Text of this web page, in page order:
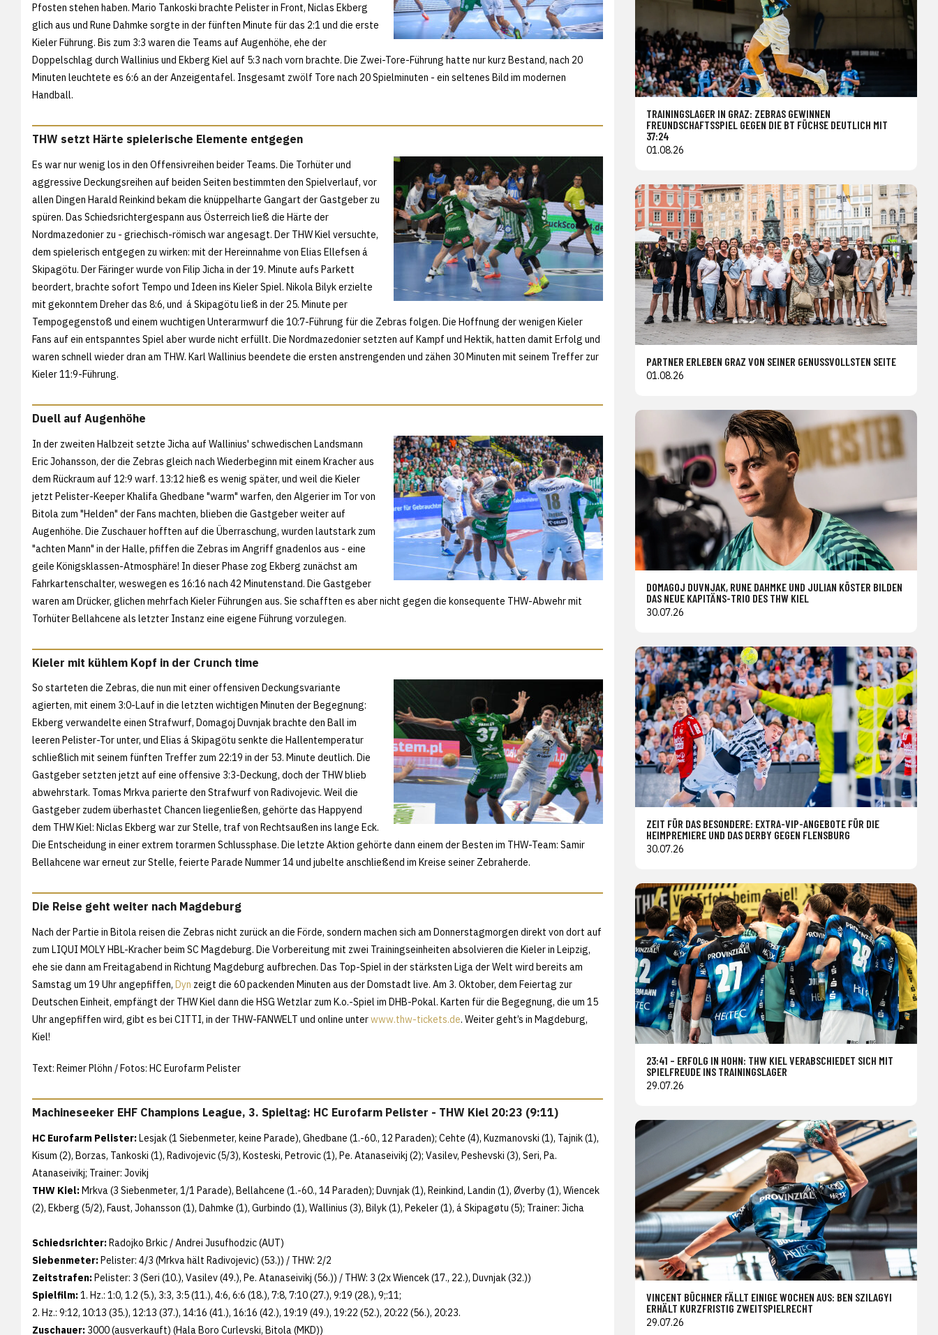
Pfosten stehen haben. Mario Tankoski brachte Pelister in Front, Niclas Ekberg
glich aus und Rune Dahmke sorgte in der fünften Minute für das 2:1 und die erste
Kieler Führung. Bis zum 3:3 waren die Teams auf Augenhöhe, ehe der
Doppelschlag durch Wallinius und Ekberg Kiel auf 5:3 nach vorn brachte. Die Zwei-Tore-Führung hatte nur kurz Bestand, nach 20
Minuten leuchtete es 6:6 an der Anzeigentafel. Insgesamt zwölf Tore nach 20 Spielminuten - ein seltenes Bild im modernen
Handball.
THW setzt Härte spielerische Elemente entgegen
Es war nur wenig los in den Offensivreihen beider Teams. Die Torhüter und
aggressive Deckungsreihen auf beiden Seiten bestimmten den Spielverlauf, vor
allen Dingen Harald Reinkind bekam die knüppelharte Gangart der Gastgeber zu
spüren. Das Schiedsrichtergespann aus Österreich ließ die Härte der
Nordmazedonier zu - griechisch-römisch war angesagt. Der THW Kiel versuchte,
dem spielerisch entgegen zu wirken: mit der Hereinnahme von Elias Ellefsen á
Skipagötu. Der Färinger wurde von Filip Jicha in der 19. Minute aufs Parkett
beordert, brachte sofort Tempo und Ideen ins Kieler Spiel. Nikola Bilyk erzielte
mit gekonntem Dreher das 8:6, und á Skipagötu ließ in der 25. Minute per
Tempogegenstoß und einem wuchtigen Unterarmwurf die 10:7-Führung für die Zebras folgen. Die Hoffnung der wenigen Kieler
Fans auf ein entspanntes Spiel aber wurde nicht erfüllt. Die Nordmazedonier setzten auf Kampf und Hektik, hatten damit Erfolg und
waren schnell wieder dran am THW. Karl Wallinius beendete die ersten anstrengenden und zähen 30 Minuten mit seinem Treffer zur
Kieler 11:9-Führung.
Duell auf Augenhöhe
In der zweiten Halbzeit setzte Jicha auf Wallinius' schwedischen Landsmann
Eric Johansson, der die Zebras gleich nach Wiederbeginn mit einem Kracher aus
dem Rückraum auf 12:9 warf. 13:12 hieß es wenig später, und weil die Kieler
jetzt Pelister-Keeper Khalifa Ghedbane "warm" warfen, den Algerier im Tor von
Bitola zum "Helden" der Fans machten, blieben die Gastgeber weiter auf
Augenhöhe. Die Zuschauer hofften auf die Überraschung, wurden lautstark zum
"achten Mann" in der Halle, pfiffen die Zebras im Angriff gnadenlos aus - eine
geile Königsklassen-Atmosphäre! In dieser Phase zog Ekberg zunächst am
Fahrkartenschalter, weswegen es 16:16 nach 42 Minutenstand. Die Gastgeber
waren am Drücker, glichen mehrfach Kieler Führungen aus. Sie schafften es aber nicht gegen die konsequente THW-Abwehr mit
Torhüter Bellahcene als letzter Instanz eine eigene Führung vorzulegen.
Kieler mit kühlem Kopf in der Crunch time
So starteten die Zebras, die nun mit einer offensiven Deckungsvariante
agierten, mit einem 3:0-Lauf in die letzten wichtigen Minuten der Begegnung:
Ekberg verwandelte einen Strafwurf, Domagoj Duvnjak brachte den Ball im
leeren Pelister-Tor unter, und Elias á Skipagötu senkte die Hallentemperatur
schließlich mit seinem fünften Treffer zum 22:19 in der 53. Minute deutlich. Die
Gastgeber setzten jetzt auf eine offensive 3:3-Deckung, doch der THW blieb
abwehrstark. Tomas Mrkva parierte den Strafwurf von Radivojevic. Weil die
Gastgeber zudem überhastet Chancen liegenließen, gehörte das Happyend
dem THW Kiel: Niclas Ekberg war zur Stelle, traf von Rechtsaußen ins lange Eck.
Die Entscheidung in einer extrem torarmen Schlussphase. Die letzte Aktion gehörte dann einem der Besten im THW-Team: Samir
Bellahcene war erneut zur Stelle, feierte Parade Nummer 14 und jubelte anschließend im Kreise seiner Zebraherde.
Die Reise geht weiter nach Magdeburg
Nach der Partie in Bitola reisen die Zebras nicht zurück an die Förde, sondern machen sich am Donnerstagmorgen direkt von dort auf
zum LIQUI MOLY HBL-Kracher beim SC Magdeburg. Die Vorbereitung mit zwei Trainingseinheiten absolvieren die Kieler in Leipzig,
ehe sie dann am Freitagabend in Richtung Magdeburg aufbrechen. Das Top-Spiel in der stärksten Liga der Welt wird bereits am
Samstag um 19 Uhr angepfiffen, Dyn zeigt die 60 packenden Minuten aus der Domstadt live. Am 3. Oktober, dem Feiertag zur
Deutschen Einheit, empfängt der THW Kiel dann die HSG Wetzlar zum K.o.-Spiel im DHB-Pokal. Karten für die Begegnung, die um 15
Uhr angepfiffen wird, gibt es bei CITTI, in der THW-FANWELT und online unterwww.thw-tickets.de. Weiter geht’s in Magdeburg,
Kiel!
Text: Reimer Plöhn / Fotos: HC Eurofarm Pelister
Machineseeker EHF Champions League, 3. Spieltag: HC Eurofarm Pelister - THW Kiel 20:23 (9:11)
HC Eurofarm Pelister:Lesjak (1 Siebenmeter, keine Parade), Ghedbane (1.-60., 12 Paraden); Cehte (4), Kuzmanovski (1), Tajnik (1),
Kisum (2), Borzas, Tankoski (1), Radivojevic (5/3), Kosteski, Petrovic (1), Pe. Atanaseivikj (2); Vasilev, Peshevski (3), Seri, Pa.
Atanaseivikj; Trainer: Jovikj
THW Kiel:Mrkva (3 Siebenmeter, 1/1 Parade), Bellahcene (1.-60., 14 Paraden); Duvnjak (1), Reinkind, Landin (1), Øverby (1), Wiencek
(2), Ekberg (5/2), Faust, Johansson (1), Dahmke (1), Gurbindo (1), Wallinius (3), Bilyk (1), Pekeler (1), á Skipagøtu (5); Trainer: Jicha
Schiedsrichter:Radojko Brkic / Andrei Jusufhodzic (AUT)
Siebenmeter:Pelister: 4/3 (Mrkva hält Radivojevic) (53.)) / THW: 2/2
Zeitstrafen:Pelister: 3 (Seri (10.), Vasilev (49.), Pe. Atanaseivikj (56.)) / THW: 3 (2x Wiencek (17., 22.), Duvnjak (32.))
Spielfilm:1. Hz.: 1:0, 1.2 (5.), 3:3, 3:5 (11.), 4:6, 6:6 (18.), 7:8, 7:10 (27.), 9:19 (28.), 9;:11;
2. Hz.: 9:12, 10:13 (35.), 12:13 (37.), 14:16 (41.), 16:16 (42.), 19:19 (49.), 19:22 (52.), 20:22 (56.), 20:23.
Zuschauer: 3000 (ausverkauft) (Hala Boro Curlevski, Bitola (MKD))
TRAININGSLAGER IN GRAZ: ZEBRAS GEWINNEN
FREUNDSCHAFTSSPIEL GEGEN DIE BT FÜCHSE DEUTLICH MIT
37:24
01.08.26
PARTNER ERLEBEN GRAZ VON SEINER GENUSSVOLLSTEN SEITE
01.08.26
DOMAGOJ DUVNJAK, RUNE DAHMKE UND JULIAN KÖSTER BILDEN
DAS NEUE KAPITÄNS-TRIO DES THW KIEL
30.07.26
ZEIT FÜR DAS BESONDERE: EXTRA-VIP-ANGEBOTE FÜR DIE
HEIMPREMIERE UND DAS DERBY GEGEN FLENSBURG
30.07.26
23:41 – ERFOLG IN HOHN: THW KIEL VERABSCHIEDET SICH MIT
SPIELFREUDE INS TRAININGSLAGER
29.07.26
VINCENT BÜCHNER FÄLLT EINIGE WOCHEN AUS: BEN SZILAGYI
ERHÄLT KURZFRISTIG ZWEITSPIELRECHT
29.07.26